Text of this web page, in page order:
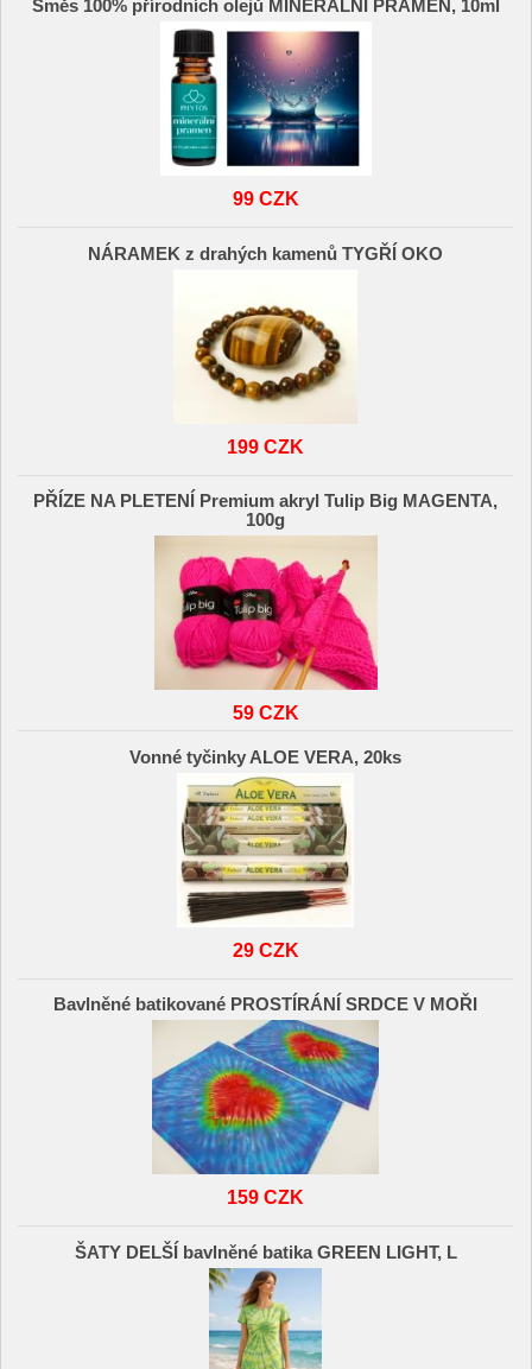
Směs 100% přírodních olejů MINERÁLNÍ PRAMEN, 10ml
99 CZK
NÁRAMEK z drahých kamenů TYGŘÍ OKO
199 CZK
PŘÍZE NA PLETENÍ Premium akryl Tulip Big MAGENTA,
100g
59 CZK
Vonné tyčinky ALOE VERA, 20ks
29 CZK
Bavlněné batikované PROSTÍRÁNÍ SRDCE V MOŘI
159 CZK
ŠATY DELŠÍ bavlněné batika GREEN LIGHT, L